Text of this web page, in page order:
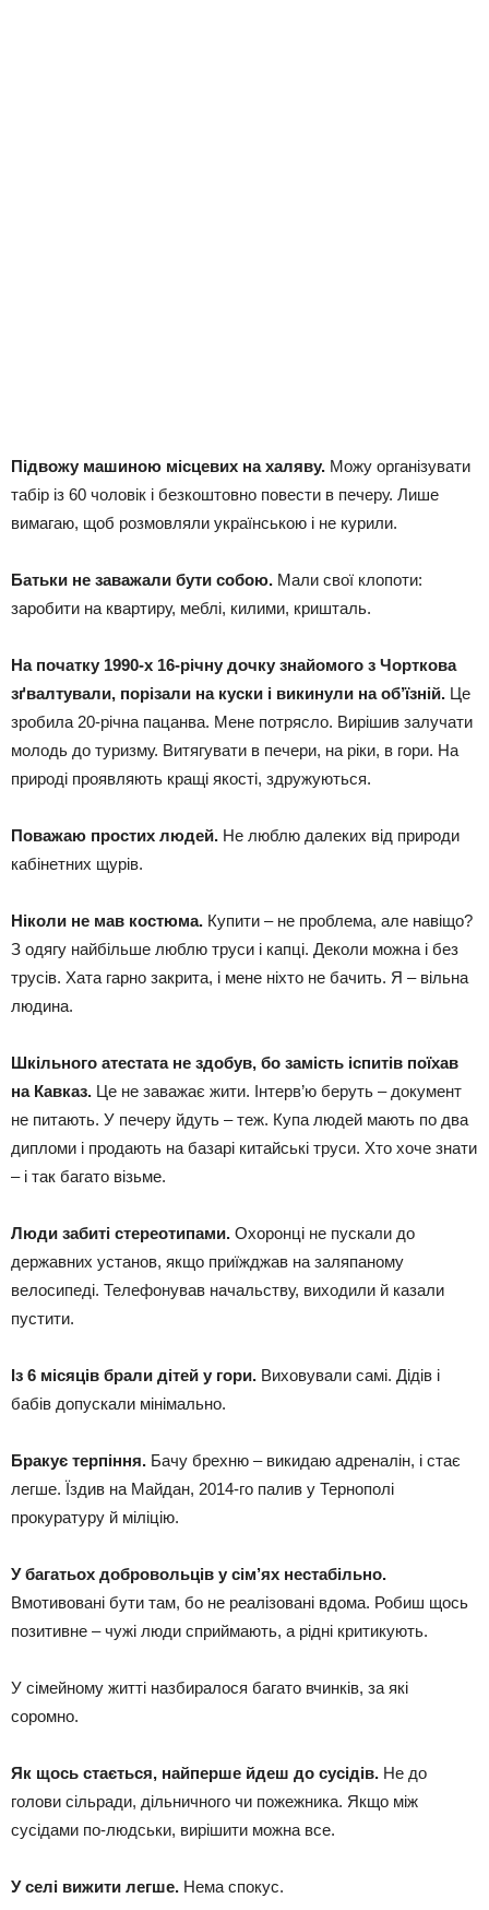
Підвожу машиною місцевих на халяву. Можу організувати
табір із 60 чоловік і безкоштовно повести в печеру. Лише
вимагаю, щоб розмовляли українською і не курили.
Батьки не заважали бути собою. Мали свої клопоти:
заробити на квартиру, меблі, килими, кришталь.
На початку 1990-х 16-річну дочку знайомого з Чорткова
зґвалтували, порізали на куски і викинули на об’їзній. Це
зробила 20-річна пацанва. Мене потрясло. Вирішив залучати
молодь до туризму. Витягувати в печери, на ріки, в гори. На
природі проявляють кращі якості, здружуються.
Поважаю простих людей. Не люблю далеких від природи
кабінетних щурів.
Ніколи не мав костюма. Купити – не проблема, але навіщо?
З одягу найбільше люблю труси і капці. Деколи можна і без
трусів. Хата гарно закрита, і мене ніхто не бачить. Я – вільна
людина.
Шкільного атестата не здобув, бо замість іспитів поїхав
на Кавказ. Це не заважає жити. Інтерв’ю беруть – документ
не питають. У печеру йдуть – теж. Купа людей мають по два
дипломи і продають на базарі китайські труси. Хто хоче знати
– і так багато візьме.
Люди забиті стереотипами. Охоронці не пускали до
державних установ, якщо приїжджав на заляпаному
велосипеді. Телефонував начальству, виходили й казали
пустити.
Із 6 місяців брали дітей у гори. Виховували самі. Дідів і
бабів допускали мінімально.
Бракує терпіння. Бачу брехню – викидаю адреналін, і стає
легше. Їздив на Майдан, 2014-го палив у Тернополі
прокуратуру й міліцію.
У багатьох добровольців у сім’ях нестабільно.
Вмотивовані бути там, бо не реалізовані вдома. Робиш щось
позитивне – чужі люди сприймають, а рідні критикують.
У сімейному житті назбиралося багато вчинків, за які
соромно.
Як щось стається, найперше йдеш до сусідів. Не до
голови сільради, дільничного чи пожежника. Якщо між
сусідами по-людськи, вирішити можна все.
У селі вижити легше. Нема спокус.